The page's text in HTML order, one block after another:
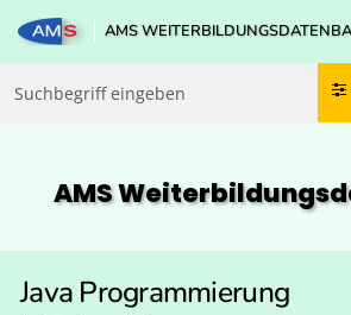
Zum
Zum
Zur
Zur
AMS
AMS
Java Programmierung